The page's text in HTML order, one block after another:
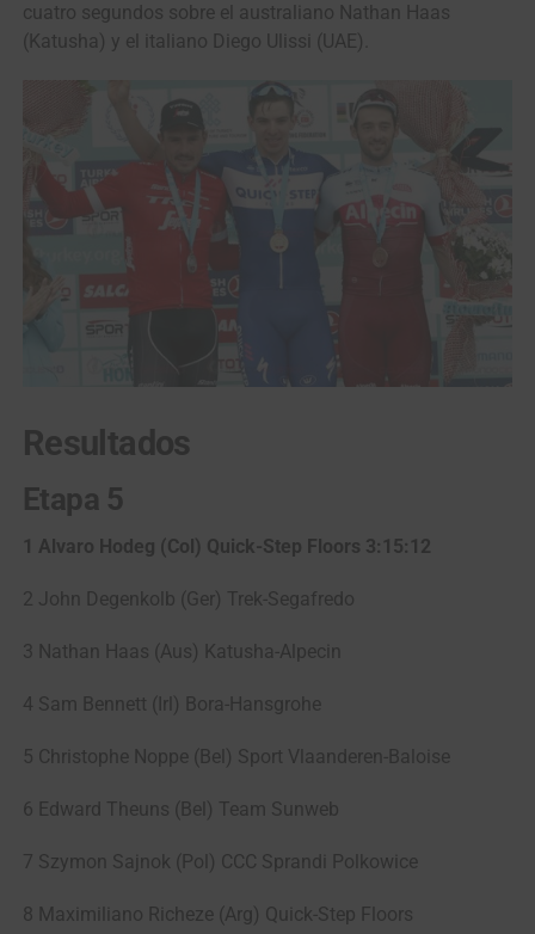
cuatro segundos sobre el australiano Nathan Haas
(Katusha) y el italiano Diego Ulissi (UAE).
Resultados
Etapa 5
1 Alvaro Hodeg (Col) Quick-Step Floors 3:15:12
2 John Degenkolb (Ger) Trek-Segafredo
3 Nathan Haas (Aus) Katusha-Alpecin
4 Sam Bennett (Irl) Bora-Hansgrohe
5 Christophe Noppe (Bel) Sport Vlaanderen-Baloise
6 Edward Theuns (Bel) Team Sunweb
7 Szymon Sajnok (Pol) CCC Sprandi Polkowice
8 Maximiliano Richeze (Arg) Quick-Step Floors